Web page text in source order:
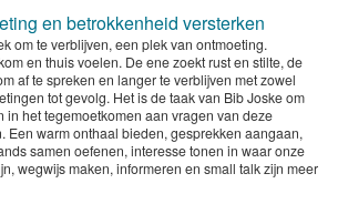
en betrokkenheid versterken
om te verblijven, een plek van ontmoeting.
en thuis voelen. De ene zoekt rust en stilte, de
af te spreken en langer te verblijven met zowel
tot gevolg. Het is de taak van Bib Joske om
in het tegemoetkomen aan vragen van deze
Een warm onthaal bieden, gesprekken aangaan,
samen oefenen, interesse tonen in waar onze
wegwijs maken, informeren en small talk zijn meer